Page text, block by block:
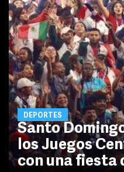
DEPORTES
Santo
los Juegos
con una fiesta